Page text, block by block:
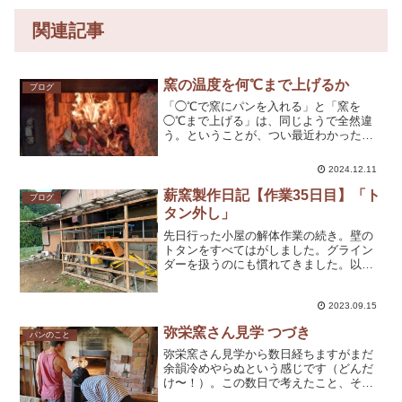
関連記事
ブログ 窯の温度を何℃まで上げるか
「◯℃で窯にパンを入れる」と「窯を
◯℃まで上げる」は、同じようで全然違
う。ということが、つい最近わかった。
で窯にパンを入れる」を意識してやって
うとしたときに想定より温度...
2024.12.11
ブログ
薪窯製作日記【作業35日目】「ト
タン外し」
先日行った小屋の解体作業の続き。壁の
トタンをすべてはがしました。グライン
ダーを扱うのにも慣れてきました。以前
怖心なく扱えます。でも、慣れてきたと
きにミスは起こるもの。先...
2023.09.15
パンのこと 弥栄窯さん見学 つづき
弥栄窯さん見学から数日経ちますがまだ
余韻冷めやらぬという感じです（どんだ
け〜！）。この数日で考えたこと、そし